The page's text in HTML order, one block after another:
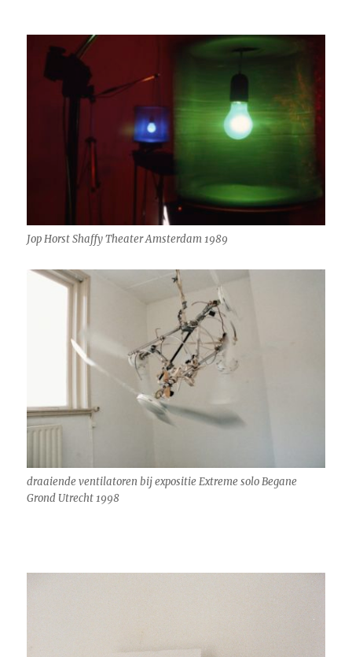
Jop Horst Shaffy Theater Amsterdam 1989
draaiende ventilatoren bij expositie Extreme solo Begane
Grond Utrecht 1998